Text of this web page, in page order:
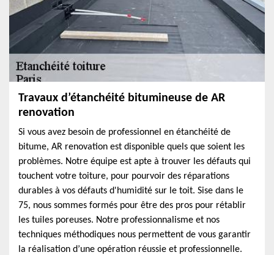
Travaux d’étanchéité bitumineuse de AR
renovation
Si vous avez besoin de professionnel en étanchéité de
bitume, AR renovation est disponible quels que soient les
problèmes. Notre équipe est apte à trouver les défauts qui
touchent votre toiture, pour pourvoir des réparations
durables à vos défauts d'humidité sur le toit. Sise dans le
75, nous sommes formés pour être des pros pour rétablir
les tuiles poreuses. Notre professionnalisme et nos
techniques méthodiques nous permettent de vous garantir
la réalisation d’une opération réussie et professionnelle.